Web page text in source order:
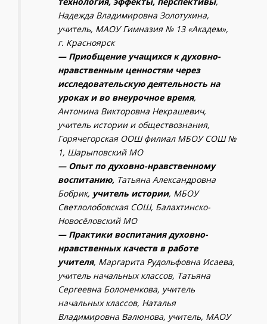
Надежда Владимировна Золотухина,
учитель, МАОУ Гимназия № 13 «Академ»,
г. Красноярск
— Приобщение учащихся к духовно-
нравственным ценностям через
исследовательскую деятельность на
уроках и во внеурочное время,
Антонина Викторовна Некрашевич,
учитель истории и обществознания,
Горячегорская ООШ филиал МБОУ СОШ №
1, Шарыповский МО
— Опыт по духовно-нравственному
воспитанию, Татьяна Александровна
Бобрик, учитель истории, МБОУ
Светлолобовская СОШ, Балахтинско-
Новосёловский МО
— Практики воспитания духовно-
нравственных качеств в работе
учителя, Маргарита Рудольфовна Исаева,
учитель начальных классов, Татьяна
Сергеевна Болоненкова, учитель
начальных классов, Наталья
Владимировна Валюнова, учитель, МАОУ